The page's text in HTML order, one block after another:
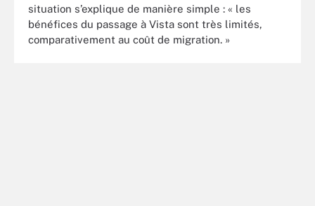
situation s’explique de manière simple : « les
bénéfices du passage à Vista sont très limités,
comparativement au coût de migration. »